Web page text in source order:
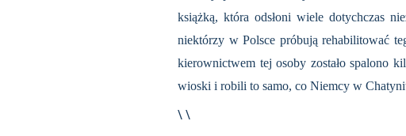
książką, która odsłoni wiele dotychczas
niektórzy w Polsce próbują rehabilitować
kierownictwem tej osoby zostało spalono
wioski i robili to samo, co Niemcy w
\ \